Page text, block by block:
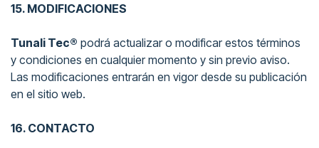
15. MODIFICACIONES
Tunali Tec® podrá actualizar o modificar estos términos
y condiciones en cualquier momento y sin previo aviso.
Las modificaciones entrarán en vigor desde su publicación
en el sitio web.
16. CONTACTO